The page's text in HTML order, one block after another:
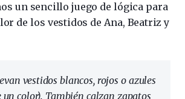
un sencillo juego de lógica para
de los vestidos de Ana, Beatriz y
vestidos blancos, rojos o azules
un color). También calzan zapatos